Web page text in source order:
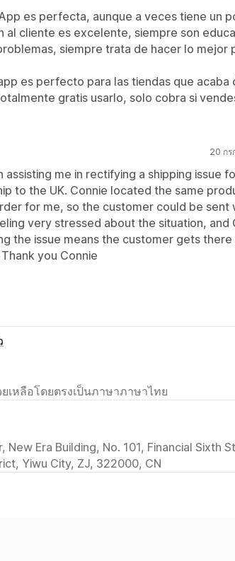
es perfecta, aunque a veces tiene un
al cliente es excelente, siempre son
siempre trata de hacer lo mejor
es perfecto para las tiendas que acaba
gratis usarlo, solo cobra si
20 ก
assisting me in rectifying a shipping issue
to the UK. Connie located the same
for me, so the customer could be sent
very stressed about the situation, and
the issue means the customer gets
you Connie
หลือโดยตรงเป็นภาษาภาษาไทย
New Era Building, No. 101, Financial Sixth
Yiwu City, ZJ, 322000, CN